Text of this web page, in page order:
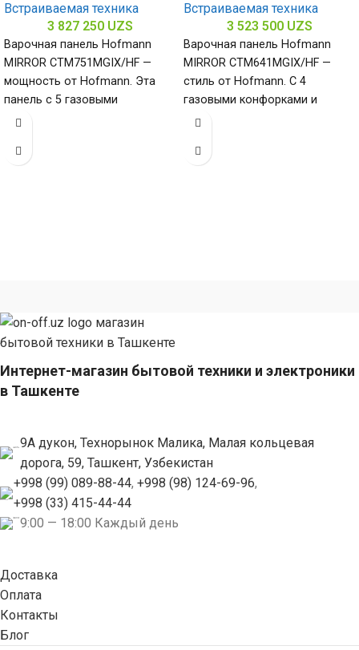
Встраиваемая техника
3 827 250 UZS
Варочная панель Hofmann
MIRROR CTM751MGIX/HF —
мощность от Hofmann. Эта
панель с 5 газовыми
конфорками и нержавеющей
Встраиваемая техника
3 523 500 UZS
Варочная панель Hofmann
MIRROR CTM641MGIX/HF —
стиль от Hofmann. С 4
газовыми конфорками и
поверхностью из
(габариты 65
Интернет-магазин бытовой техники и электроники
в Ташкенте
9А дукон, Технорынок Малика, Малая кольцевая
дорога, 59, Ташкент, Узбекистан
+998 (99) 089-88-44, +998 (98) 124-69-96,
+998 (33) 415-44-44
9:00 — 18:00 Каждый день
Доставка
Оплата
Контакты
Блог